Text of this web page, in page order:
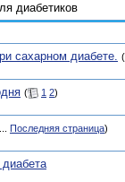
диабетиков
сахарном диабете. (
( 1 2)
Последняя страница)